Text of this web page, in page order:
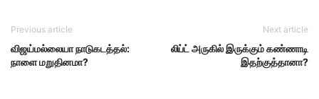
Previous article
விஜய்மல்லையா நாடுகடத்தல்:
நாளை மறுதினமா?
Next article
லிப்ட் அருகில் இருக்கும் கண்ணாடி
இதற்குத்தானா?